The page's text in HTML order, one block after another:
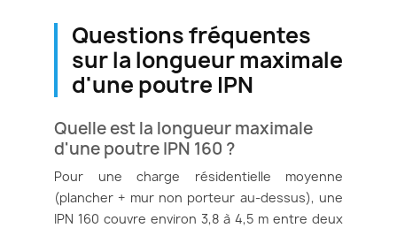
Questions fréquentes
sur la longueur maximale
d'une poutre IPN
Quelle est la longueur maximale
d'une poutre IPN 160 ?
Pour une charge résidentielle moyenne
(plancher + mur non porteur au-dessus), une
IPN 160 couvre environ 3,8 à 4,5 m entre deux